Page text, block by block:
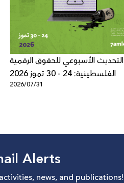
التحديث الأسبوعي للحقوق الرقمية
الفلسطينية: 24 - 30 تموز 2026
2026/07/31
Alerts
news, and publications!